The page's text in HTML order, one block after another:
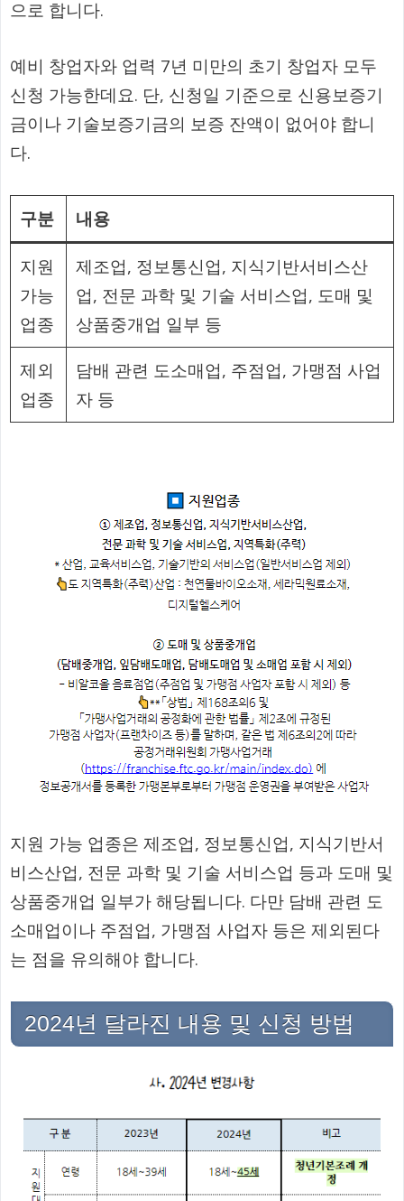
으로 합니다.
예비 창업자와 업력 7년 미만의 초기 창업자 모두
신청 가능한데요. 단, 신청일 기준으로 신용보증기
금이나 기술보증기금의 보증 잔액이 없어야 합니
다.
구분 내용
지원
가능
업종
제조업, 정보통신업, 지식기반서비스산
업, 전문 과학 및 기술 서비스업, 도매 및
상품중개업 일부 등
제외
업종
담배 관련 도소매업, 주점업, 가맹점 사업
자 등
지원 가능 업종은 제조업, 정보통신업, 지식기반서
비스산업, 전문 과학 및 기술 서비스업 등과 도매 및
상품중개업 일부가 해당됩니다. 다만 담배 관련 도
소매업이나 주점업, 가맹점 사업자 등은 제외된다
는 점을 유의해야 합니다.
2024년 달라진 내용 및 신청 방법